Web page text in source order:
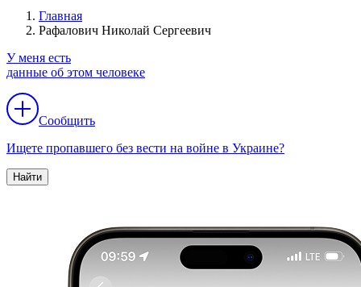
Главная
Рафалович Николай Сергеевич
У меня есть
данные об этом человеке
Сообщить
Ищете пропавшего без вести на войне в Украине?
Найти